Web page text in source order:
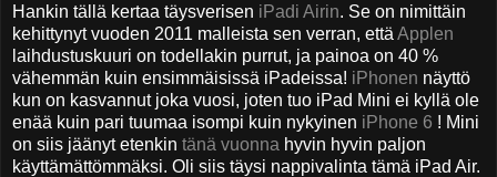
Hankin tällä kertaa täysverisen iPadi Airin. Se on nimittäin
kehittynyt vuoden 2011 malleista sen verran, että Applen
laihdustuskuuri on todellakin purrut, ja painoa on 40 %
vähemmän kuin ensimmäisissä iPadeissa! iPhonen näyttö
kun on kasvannut joka vuosi, joten tuo iPad Mini ei kyllä ole
enää kuin pari tuumaa isompi kuin nykyinen iPhone 6 ! Mini
on siis jäänyt etenkin tänä vuonna hyvin hyvin paljon
käyttämättömmäksi. Oli siis täysi nappivalinta tämä iPad Air.